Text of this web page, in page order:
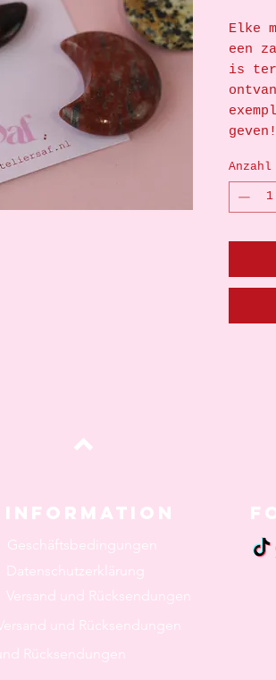
Elke
een
is
geven!
Anzahl
Information
Geschäftsbedingungen
Datenschutzerklärung
Versand und Rücksendungen
und Rücksendungen
Rücksendungen